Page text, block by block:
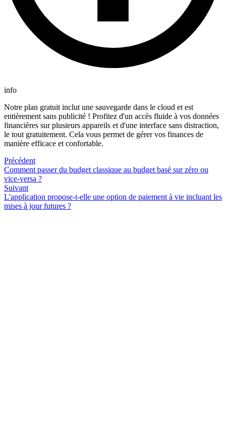
info
Notre plan gratuit inclut une sauvegarde dans le cloud et est
entièrement sans publicité ! Profitez d'un accès fluide à vos données
financières sur plusieurs appareils et d'une interface sans distraction,
le tout gratuitement. Cela vous permet de gérer vos finances de
manière efficace et confortable.
Précédent
Comment passer du budget classique au budget basé sur zéro ou
vice-versa ?
Suivant
L'application propose-t-elle une option de paiement à vie incluant les
mises à jour futures ?